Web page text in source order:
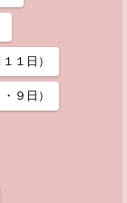
１日）
９日）